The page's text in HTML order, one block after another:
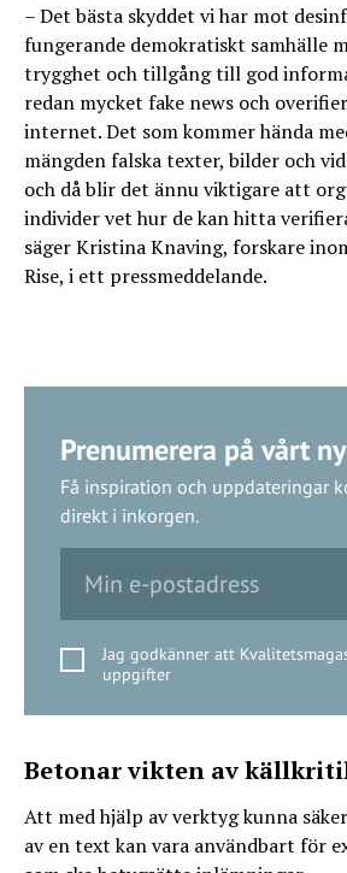
– Det bästa skyddet vi har mot
fungerande demokratiskt samhälle
trygghet och tillgång till god
redan mycket fake news och
internet. Det som kommer hända
mängden falska texter, bilder och
och då blir det ännu viktigare att
individer vet hur de kan hitta
säger Kristina Knaving, forskare
Rise, i ett pressmeddelande.
Prenumerera på vårt
Få inspiration och uppdateringar
direkt i inkorgen.
Jag godkänner att
uppgifter
Betonar vikten av
Att med hjälp av verktyg kunna
av en text kan vara användbart för